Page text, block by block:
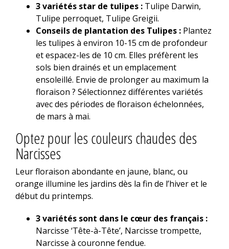
3 variétés star de tulipes :Tulipe Darwin,
Tulipe perroquet, Tulipe Greigii.
Conseils de plantation des Tulipes :Plantez
les tulipes à environ 10-15 cm de profondeur
et espacez-les de 10 cm. Elles préfèrent les
sols bien drainés et un emplacement
ensoleillé. Envie de prolonger au maximum la
floraison ? Sélectionnez différentes variétés
avec des périodes de floraison échelonnées,
de mars à mai.
Optez pour les couleurs chaudes des
Narcisses
Leur floraison abondante en jaune, blanc, ou
orange illumine les jardins dès la fin de l’hiver et le
début du printemps.
3 variétés sont dans le cœur des français :
Narcisse ‘Tête-à-Tête’, Narcisse trompette,
Narcisse à couronne fendue.